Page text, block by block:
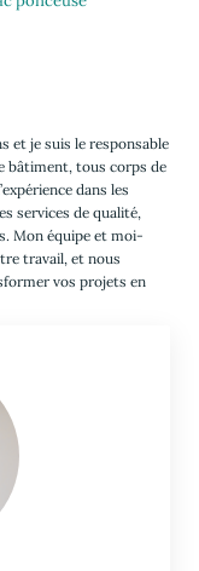
et je suis le responsable
bâtiment, tous corps de
dans les
services de qualité,
Mon équipe et moi-
travail, et nous
vos projets en